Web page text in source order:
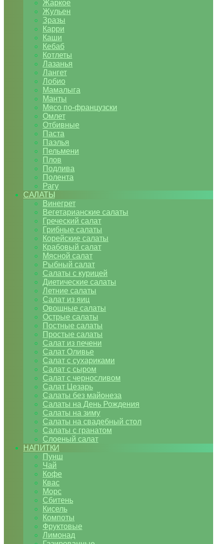
Жаркое
Жульен
Зразы
Карри
Каши
Кебаб
Котлеты
Лазанья
Лангет
Лобио
Мамалыга
Манты
Мясо по-французски
Омлет
Отбивные
Паста
Паэлья
Пельмени
Плов
Подлива
Полента
Рагу
САЛАТЫ
Винегрет
Вегетарианские салаты
Греческий салат
Грибные салаты
Корейские салаты
Крабовый салат
Мясной салат
Рыбный салат
Салаты с курицей
Диетические салаты
Летние салаты
Салат из яиц
Овощные салаты
Острые салаты
Постные салаты
Простые салаты
Салат из печени
Салат Оливье
Салат с сухариками
Салат с сыром
Салат с черносливом
Салат Цезарь
Салаты без майонеза
Салаты на День Рождения
Салаты на зиму
Салаты на свадебный стол
Салаты с гранатом
Слоеный салат
НАПИТКИ
Пунш
Чай
Кофе
Квас
Морс
Сбитень
Кисель
Компоты
Фруктовые
Лимонад